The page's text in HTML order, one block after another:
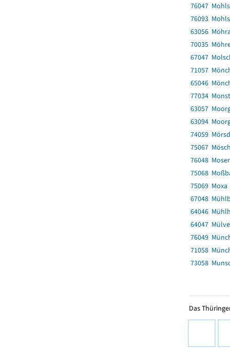
76047
76093
63056
70035
67047
71057
65046
77034
63057
63094
74059
75067
76048
75068
75069 Moxa
67048
64046
64047
76049
71058
73058
Das